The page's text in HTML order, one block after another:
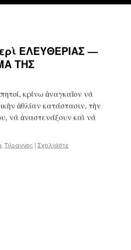
ΕΛΕΥΘΕΡΙΑΣ —
ΤΗΣ
κρίνω ἀναγκαῖον νὰ
ἀθλίαν κατάστασιν, τὴν
νὰ ἀναστενάξουν καὶ νὰ
, Τύραννος | Σχολιάστε